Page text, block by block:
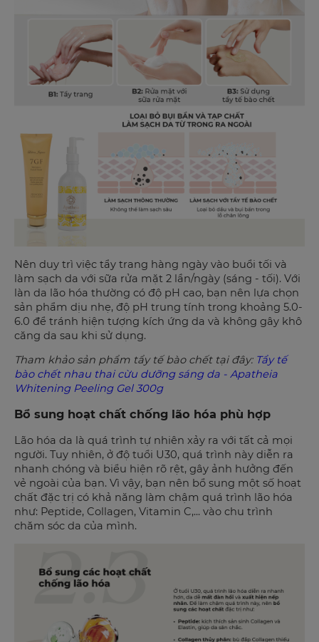
Nên duy trì việc tẩy trang hàng ngày vào buổi tối và
làm sạch da với sữa rửa mặt 2 lần/ngày (sáng - tối). Với
làn da lão hóa thường có độ pH cao, bạn nên lựa chọn
sản phẩm dịu nhẹ, độ pH trung tính trong khoảng 5.0-
6.0 để tránh hiện tượng kích ứng da và không gây khô
căng da sau khi sử dụng.
Tham khảo sản phẩm tẩy tế bào chết tại đây: Tẩy tế
bào chết nhau thai cừu dưỡng sáng da - Apatheia
Whitening Peeling Gel 300g
Bổ sung hoạt chất chống lão hóa phù hợp
Lão hóa da là quá trình tự nhiên xảy ra với tất cả mọi
người. Tuy nhiên, ở độ tuổi U30, quá trình này diễn ra
nhanh chóng và biểu hiện rõ rệt, gây ảnh hưởng đến
vẻ ngoài của bạn. Vì vậy, bạn nên bổ sung một số hoạt
chất đặc trị có khả năng làm chậm quá trình lão hóa
như: Peptide, Collagen, Vitamin C,... vào chu trình
chăm sóc da của mình.